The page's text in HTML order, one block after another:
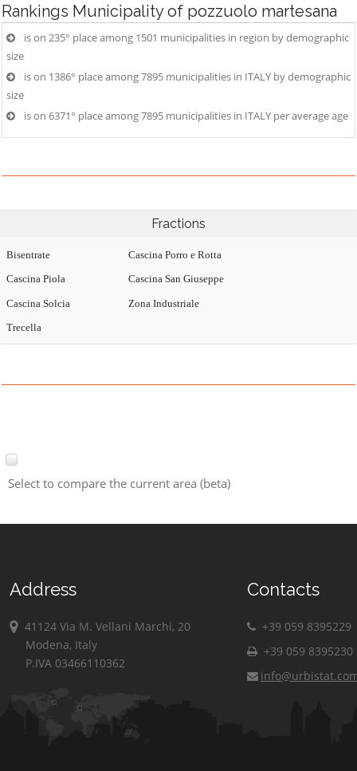
Rankings Municipality of pozzuolo martesana
is on 235° place among 1501 municipalities in region by demographic
size
is on 1386° place among 7895 municipalities in ITALY by demographic
size
is on 6371° place among 7895 municipalities in ITALY per average age
Fractions
Bisentrate
Cascina Piola
Cascina Porro e Rotta
Cascina San Giuseppe
Cascina Solcia
Trecella
Zona Industriale
Select to compare the current area (beta)
Address
41124 Via M. Vellani Marchi, 20
Modena, Italy
P.IVA 03466110362
Contacts
+39 059 8395229
+39 059 8395230